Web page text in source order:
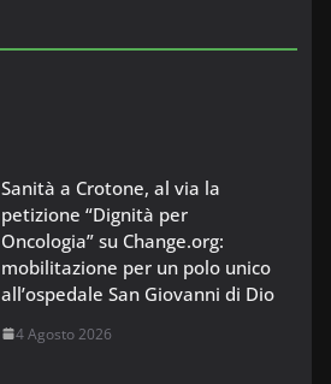
Sanità a Crotone, al via la
petizione “Dignità per
Oncologia” su Change.org:
mobilitazione per un polo unico
all’ospedale San Giovanni di Dio
4 Agosto 2026